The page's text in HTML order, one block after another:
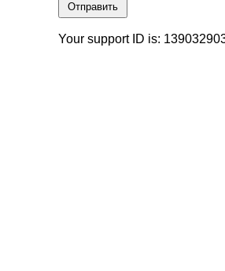
Отправить
Your support ID is: